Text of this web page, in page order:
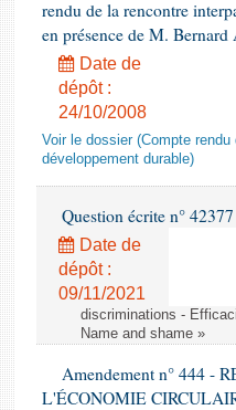
rendu de la rencontre
en présence de M.
Date de
dépôt :
24/10/2008
Voir le dossier (Compte
développement durable)
Question écrite n°
Date de
dépôt :
09/11/2021
discriminations -
Name and shame »
Amendement n° 444 -
L'ÉCONOMIE